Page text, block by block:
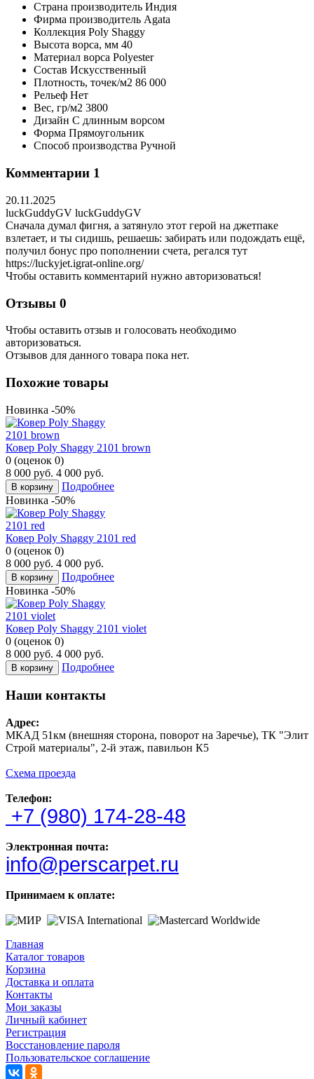
Страна производитель Индия
Фирма производитель Agata
Коллекция Poly Shaggy
Высота ворса, мм 40
Материал ворса Polyester
Состав Искусственный
Плотность, точек/м2 86 000
Рельеф Нет
Вес, гр/м2 3800
Дизайн С длинным ворсом
Форма Прямоугольник
Способ производства Ручной
Комментарии 1
20.11.2025
luckGuddyGV luckGuddyGV
Сначала думал фигня, а затянуло этот герой на джетпаке
взлетает, и ты сидишь, решаешь: забирать или подождать ещё,
получил бонус про пополнении счета, регался тут
https://luckyjet.igrat-online.org/
Чтобы оставить комментарий нужно авторизоваться!
Отзывы 0
Чтобы оcтавить отзыв и голосовать необходимо
авторизоваться.
Отзывов для данного товара пока нет.
Похожие товары
Новинка -50%
Ковер Poly Shaggy 2101 brown
0 (оценок 0)
8 000 руб. 4 000 руб.
В корзину
Подробнее
Новинка -50%
Ковер Poly Shaggy 2101 red
0 (оценок 0)
8 000 руб. 4 000 руб.
В корзину
Подробнее
Новинка -50%
Ковер Poly Shaggy 2101 violet
0 (оценок 0)
8 000 руб. 4 000 руб.
В корзину Подробнее
Наши контакты
Адрес:
МКАД 51км (внешняя сторона, поворот на Заречье), ТК "Элит
Строй материалы", 2-й этаж, павильон К5
Схема проезда
Телефон:
+7 (980) 174-28-48
Электронная почта:
info@perscarpet.ru
Принимаем к оплате:
Главная
Каталог товаров
Корзина
Доставка и оплата
Контакты
Мои заказы
Личный кабинет
Регистрация
Восстановление пароля
Пользовательское соглашение